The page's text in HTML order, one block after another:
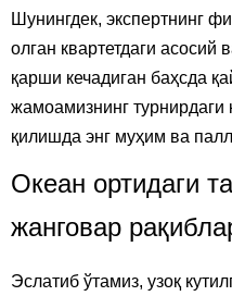
Шунингдек, экспертнинг
олган квартетдаги асосий
қарши кечадиган баҳсда
жамоамизнинг турнирдаги
қилишда энг муҳим ва
Океан ортидаги
жанговар
Эслатиб ўтамиз, узоқ